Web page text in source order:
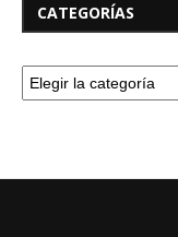
CATEGORÍAS